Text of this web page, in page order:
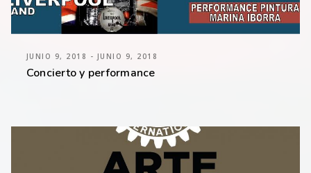
JUNIO 9, 2018 - JUNIO 9, 2018
Concierto y performance